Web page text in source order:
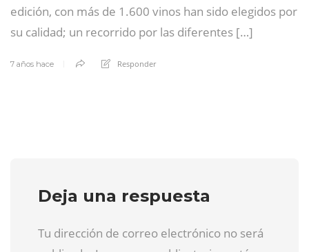
edición, con más de 1.600 vinos han sido elegidos por
su calidad; un recorrido por las diferentes […]
7 años hace Responder
Deja una respuesta
Tu dirección de correo electrónico no será